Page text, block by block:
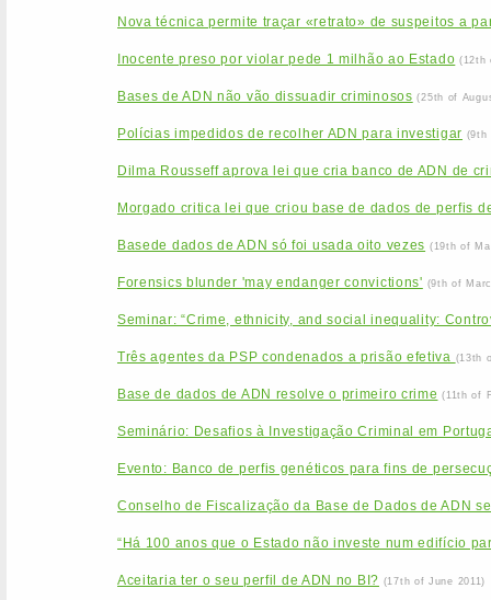
Nova técnica permite traçar «retrato» de suspeitos a
Inocente preso por violar pede 1 milhão ao Estado (12th
Bases de ADN não vão dissuadir criminosos (25th of
Polícias impedidos de recolher ADN para investigar (9th
Dilma Rousseff aprova lei que cria banco de ADN de
Morgado critica lei que criou base de dados de perfis
Basede dados de ADN só foi usada oito vezes (19th of
Forensics blunder 'may endanger convictions' (9th of
Seminar: “Crime, ethnicity, and social inequality:
Três agentes da PSP condenados a prisão efetiva (13th
Base de dados de ADN resolve o primeiro crime (11th of
Seminário: Desafios à Investigação Criminal em
Evento: Banco de perfis genéticos para fins de
Conselho de Fiscalização da Base de Dados de ADN
“Há 100 anos que o Estado não investe num edifício
Aceitaria ter o seu perfil de ADN no BI? (17th of June 2011)